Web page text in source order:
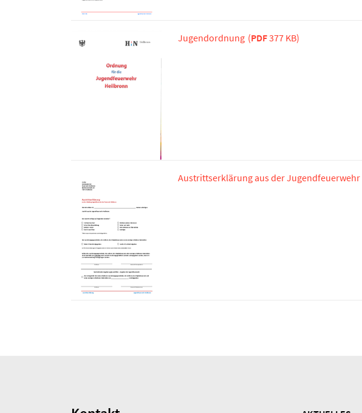
Jugendordnung (PDF377 KB)
Austrittserklärung aus der Jugendfeuerwehr